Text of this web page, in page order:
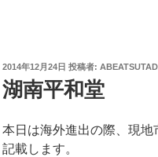
投
稿
日:
2014年12月24日 投稿者:
湖南平和堂
本日は海外進出の際、現地
記載します。